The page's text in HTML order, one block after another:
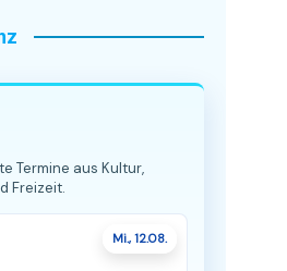
Termine aus Kultur,
Freizeit.
Mi., 12.08.